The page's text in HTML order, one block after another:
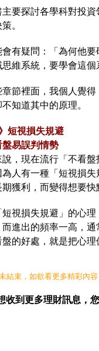
要探討各學科對投
。
有疑問：「為何他
維系統，要學會這個
節裡面，我個人覺
知道其中的原理。
短視損失規避
易誤判情勢
，現在流行「不看
人有一種「短視損
獲利，而變得想要快
視損失規避」的心
進出的頻率一高，
的好處，就是把心理
結束，如欲看更多精彩內
收到更多理財訊息，